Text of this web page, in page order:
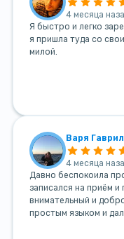
4 месяца
Я быстро и легко
я пришла туда со
милой.
Варя
4 месяца
Давно беспокоила
записался на приём
внимательный и
простым языком и